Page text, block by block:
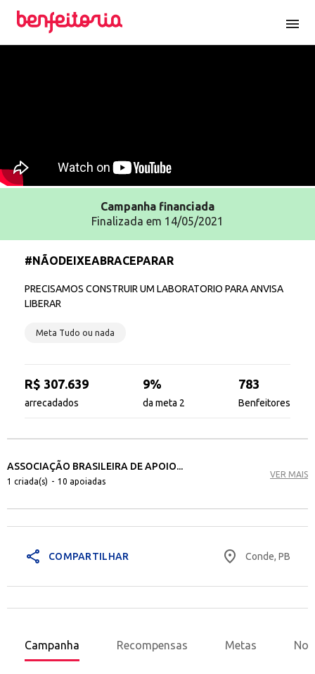
menu
Campanha financiada
Finalizada em 14/05/2021
#NÃODEIXEABRACEPARAR
PRECISAMOS CONSTRUIR UM LABORATORIO PARA ANVISA
LIBERAR
Meta Tudo ou nada
R$ 307.639
arrecadados
9%
da meta 2
783
Benfeitores
ASSOCIAÇÃO BRASILEIRA DE APOIO...
1 criada(s) - 10 apoiadas
VER MAIS
share COMPARTILHAR place Conde, PB
Campanha Recompensas Metas